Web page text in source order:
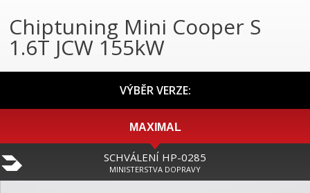
Chiptuning Mini Cooper S
1.6T JCW 155kW
VÝBĚR VERZE:
MAXIMAL
SCHVÁLENÍ HP-0285
MINISTERSTVA DOPRAVY